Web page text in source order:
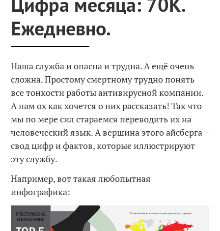
Ежедневно.
Наша служба и опасна и трудна. А ещё очень
сложна. Простому смертному трудно понять
все тонкости работы антивирусной компании.
А нам ох как хочется о них рассказать! Так что
мы по мере сил стараемся переводить их на
человеческий язык. А вершина этого айсберга –
свод цифр и фактов, которые иллюстрируют
эту службу.
Например, вот такая любопытная
инфографика: